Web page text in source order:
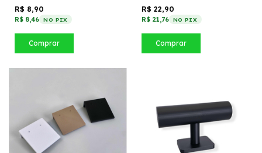
R$ 8,90
R$ 8,46 NO PIX
Comprar
R$ 22,90
R$ 21,76 NO PIX
Comprar